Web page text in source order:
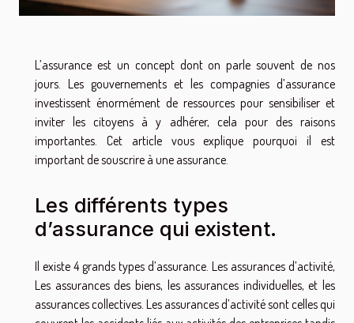
L’assurance est un concept dont on parle souvent de nos
jours. Les gouvernements et les compagnies d’assurance
investissent énormément de ressources pour sensibiliser et
inviter les citoyens à y adhérer, cela pour des raisons
importantes. Cet article vous explique pourquoi il est
important de souscrire à une assurance.
Les différents types
d’assurance qui existent.
Il existe 4 grands types d’assurance. Les assurances d’activité,
Les assurances des biens, les assurances individuelles, et les
assurances collectives. Les assurances d’activité sont celles qui